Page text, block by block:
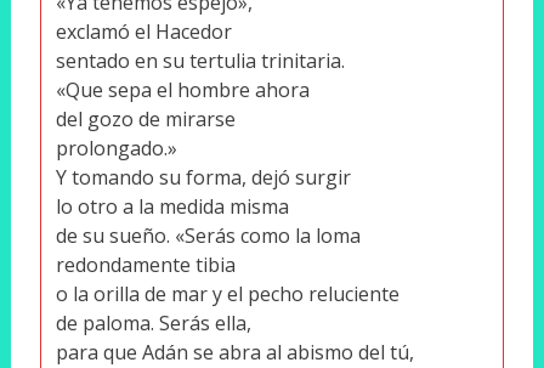
exclamó el Hacedor
sentado en su tertulia trinitaria.
«Que sepa el hombre ahora
del gozo de mirarse
prolongado.»
Y tomando su forma, dejó surgir
lo otro a la medida misma
de su sueño. «Serás como la loma
redondamente tibia
o la orilla de mar y el pecho reluciente
de paloma. Serás ella,
para que Adán se abra al abismo del tú,